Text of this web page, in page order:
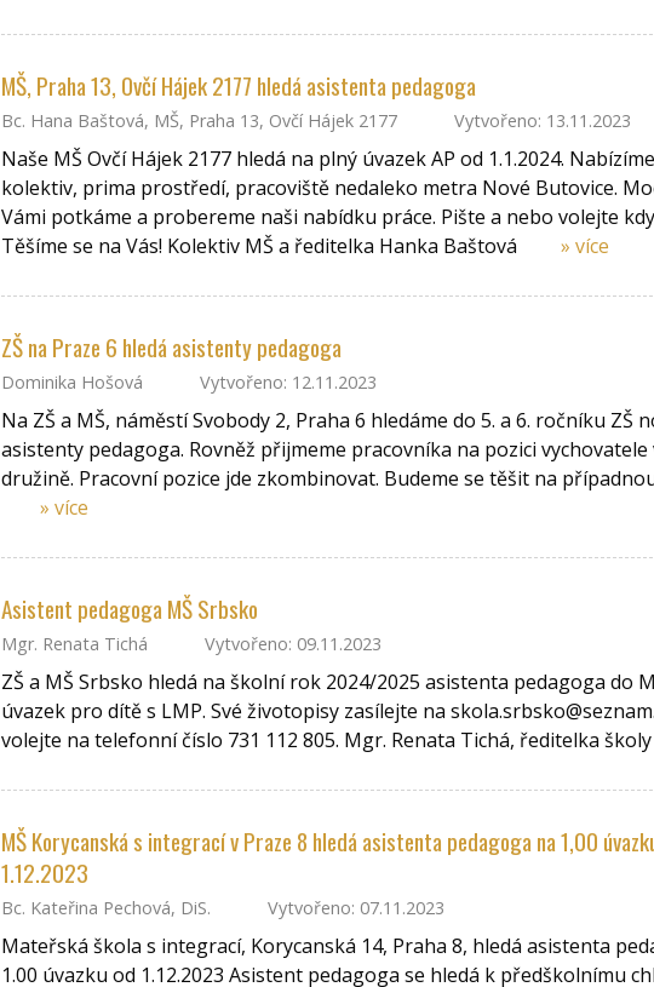
MŠ, Praha 13, Ovčí Hájek 2177 hledá asistenta pedagoga
Bc. Hana Baštová, MŠ, Praha 13, Ovčí Hájek 2177 Vytvořeno: 13.11.2023
Naše MŠ Ovčí Hájek 2177 hledá na plný úvazek AP od 1.1.2024.
kolektiv, prima prostředí, pracoviště nedaleko metra Nové Butovice.
Vámi potkáme a probereme naši nabídku práce. Pište a nebo volejte
Těšíme se na Vás! Kolektiv MŠ a ředitelka Hanka Baštová
» více
ZŠ na Praze 6 hledá asistenty pedagoga
Dominika Hošová Vytvořeno: 12.11.2023
Na ZŠ a MŠ, náměstí Svobody 2, Praha 6 hledáme do 5. a 6. ročníku ZŠ
asistenty pedagoga. Rovněž přijmeme pracovníka na pozici
družině. Pracovní pozice jde zkombinovat. Budeme se těšit na
» více
Asistent pedagoga MŠ Srbsko
Mgr. Renata Tichá Vytvořeno: 09.11.2023
ZŠ a MŠ Srbsko hledá na školní rok 2024/2025 asistenta pedagoga do
úvazek pro dítě s LMP. Své životopisy zasílejte na
volejte na telefonní číslo 731 112 805. Mgr. Renata Tichá, ředitelka školy
MŠ Korycanská s integrací v Praze 8 hledá asistenta pedagoga na 1,00
1.12.2023
Bc. Kateřina Pechová, DiS. Vytvořeno: 07.11.2023
Mateřská škola s integrací, Korycanská 14, Praha 8, hledá asistenta
1.00 úvazku od 1.12.2023 Asistent pedagoga se hledá k předškolnímu